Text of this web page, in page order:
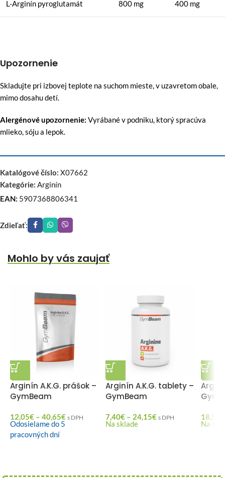
L-Arginín pyroglutamát 800 mg 400 mg
Upozornenie
Skladujte pri izbovej teplote na suchom mieste, v uzavretom obale,
mimo dosahu detí.
Alergénové upozornenie: Vyrábané v podniku, ktorý spracúva
mlieko, sóju a lepok.
Katalógové číslo: X07662
Kategórie: Arginín
EAN: 5907368806341
Zdieľať:
Mohlo by vás zaujať
Arginín A.K.G. prášok –
GymBeam
12,05€ – 40,65€ s DPH
Odosielame do 5
pracovných dní
Arginín A.K.G. tablety –
GymBeam
7,40€ – 24,15€ s DPH
Na sklade
18,50
Na